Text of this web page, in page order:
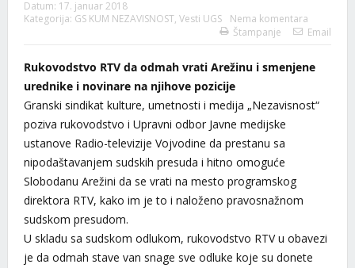
Datum: 17. januar 2018
Kategorija: GS KUM NEZAVISNOST, Vesti UGS
Nema komentara
Štampanje
Email
Rukovodstvo RTV da odmah vrati Arežinu i smenjene
urednike i novinare na njihove pozicije
Granski sindikat kulture, umetnosti i medija „Nezavisnost“
poziva rukovodstvo i Upravni odbor Javne medijske
ustanove Radio-televizije Vojvodine da prestanu sa
nipodaštavanjem sudskih presuda i hitno omoguće
Slobodanu Arežini da se vrati na mesto programskog
direktora RTV, kako im je to i naloženo pravosnažnom
sudskom presudom.
U skladu sa sudskom odlukom, rukovodstvo RTV u obavezi
je da odmah stave van snage sve odluke koje su donete